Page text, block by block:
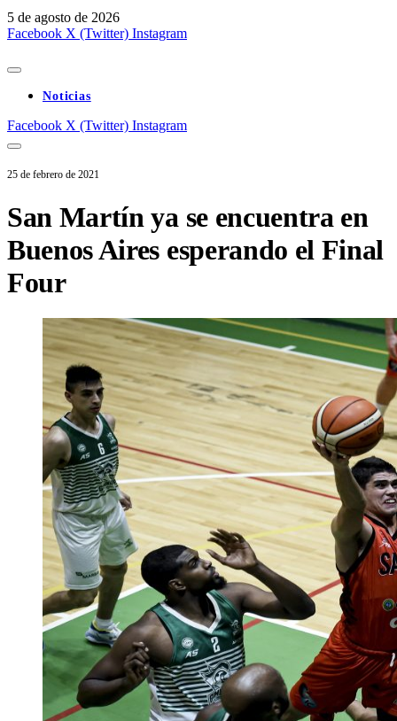
5 de agosto de 2026
Facebook X (Twitter) Instagram
Noticias
Facebook X (Twitter) Instagram
25 de febrero de 2021
San Martín ya se encuentra en
Buenos Aires esperando el Final
Four